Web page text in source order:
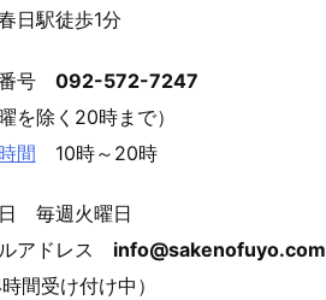
日駅徒歩1分
号 092-572-7247
曜を除く20時まで）
間 10時～20時
毎週火曜日
アドレス info@sakenofuyo.com
時間受け付け中）